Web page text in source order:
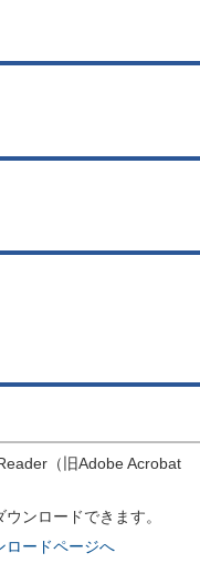
（旧Adobe Acrobat
ンロードできます。
ロードページへ